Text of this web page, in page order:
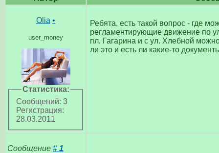
Olia •
user_money
Статистика:
Сообщений: 3
Регистрация:
28.03.2011
Ребята, есть такой вопрос - где
регламентирующие движение по
пл. Гагарина и с ул. Хлебной
ли это и есть ли какие-то
Сообщение # 1